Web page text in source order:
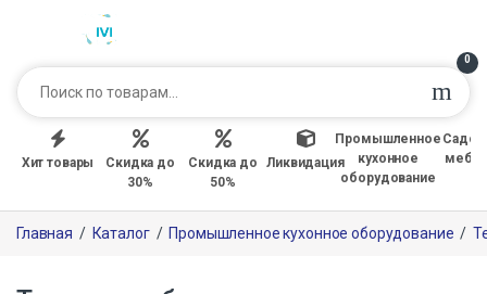
0
Хит товары
Скидка до
30%
Скидка до
50%
Ликвидация
Промышленное
кухонное
оборудование
Главная / Каталог / Промышленное кухонное оборудование /